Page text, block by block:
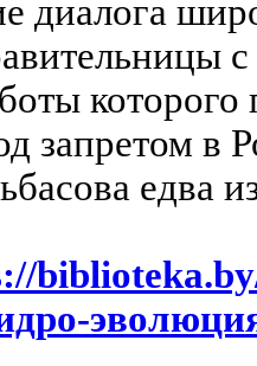
диалога
запретом в
едва